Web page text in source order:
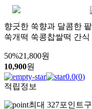
향긋한 쑥향과 달콤한
쑥개떡 쑥콩찹쌀떡 간식
50%21,800원
10,900원
0.0(0)
적립정보
최대 327포인트